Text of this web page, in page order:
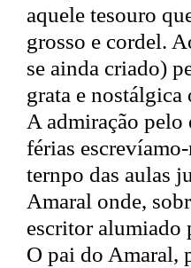
aquele tesouro
grosso e cordel.
se ainda criado)
grata e nostálgica
A admiração
férias
ternpo das aulas
Amaral onde,
escritor alumiado
O pai do Amaral,